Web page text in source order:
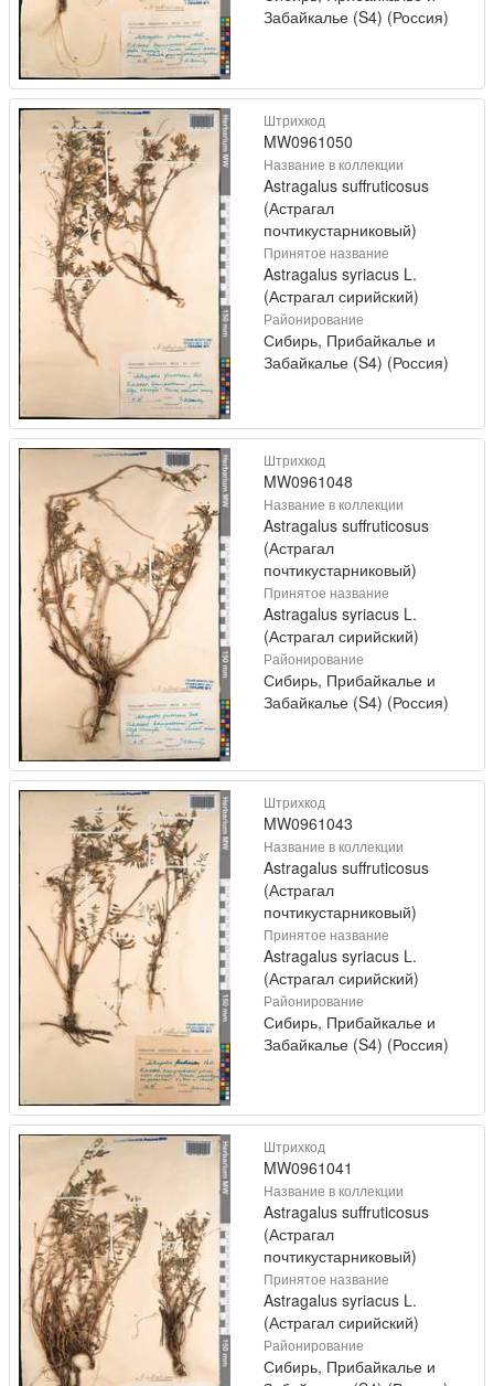
Забайкалье (S4) (Россия)
Штрихкод
MW0961050
Название в коллекции
Astragalus suffruticosus
(Астрагал
почтикустарниковый)
Принятое название
Astragalus syriacus L.
(Астрагал сирийский)
Районирование
Сибирь, Прибайкалье и
Забайкалье (S4) (Россия)
Штрихкод
MW0961048
Название в коллекции
Astragalus suffruticosus
(Астрагал
почтикустарниковый)
Принятое название
Astragalus syriacus L.
(Астрагал сирийский)
Районирование
Сибирь, Прибайкалье и
Забайкалье (S4) (Россия)
Штрихкод
MW0961043
Название в коллекции
Astragalus suffruticosus
(Астрагал
почтикустарниковый)
Принятое название
Astragalus syriacus L.
(Астрагал сирийский)
Районирование
Сибирь, Прибайкалье и
Забайкалье (S4) (Россия)
Штрихкод
MW0961041
Название в коллекции
Astragalus suffruticosus
(Астрагал
почтикустарниковый)
Принятое название
Astragalus syriacus L.
(Астрагал сирийский)
Районирование
Сибирь, Прибайкалье и